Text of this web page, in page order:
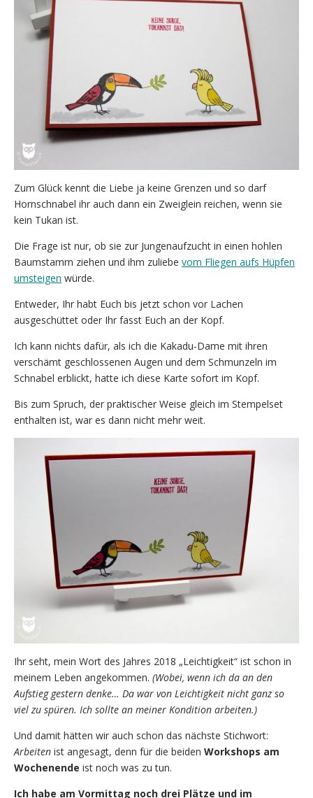
Zum Glück kennt die Liebe ja keine Grenzen und so darf
Hornschnabel ihr auch dann ein Zweiglein reichen, wenn sie
kein Tukan ist.
Die Frage ist nur, ob sie zur Jungenaufzucht in einen hohlen
Baumstamm ziehen und ihm zuliebe vom Fliegen aufs Hüpfen
umsteigen würde.
Entweder, Ihr habt Euch bis jetzt schon vor Lachen
ausgeschüttet oder Ihr fasst Euch an der Kopf.
Ich kann nichts dafür, als ich die Kakadu-Dame mit ihren
verschämt geschlossenen Augen und dem Schmunzeln im
Schnabel erblickt, hatte ich diese Karte sofort im Kopf.
Bis zum Spruch, der praktischer Weise gleich im Stempelset
enthalten ist, war es dann nicht mehr weit.
Ihr seht, mein Wort des Jahres 2018 „Leichtigkeit“ ist schon in
meinem Leben angekommen. (Wobei, wenn ich da an den
Aufstieg gestern denke… Da war von Leichtigkeit nicht ganz so
viel zu spüren. Ich sollte an meiner Kondition arbeiten.)
Und damit hätten wir auch schon das nächste Stichwort:
Arbeiten ist angesagt, denn für die beiden Workshops am
Wochenende ist noch was zu tun.
Ich habe am Vormittag noch drei Plätze und im